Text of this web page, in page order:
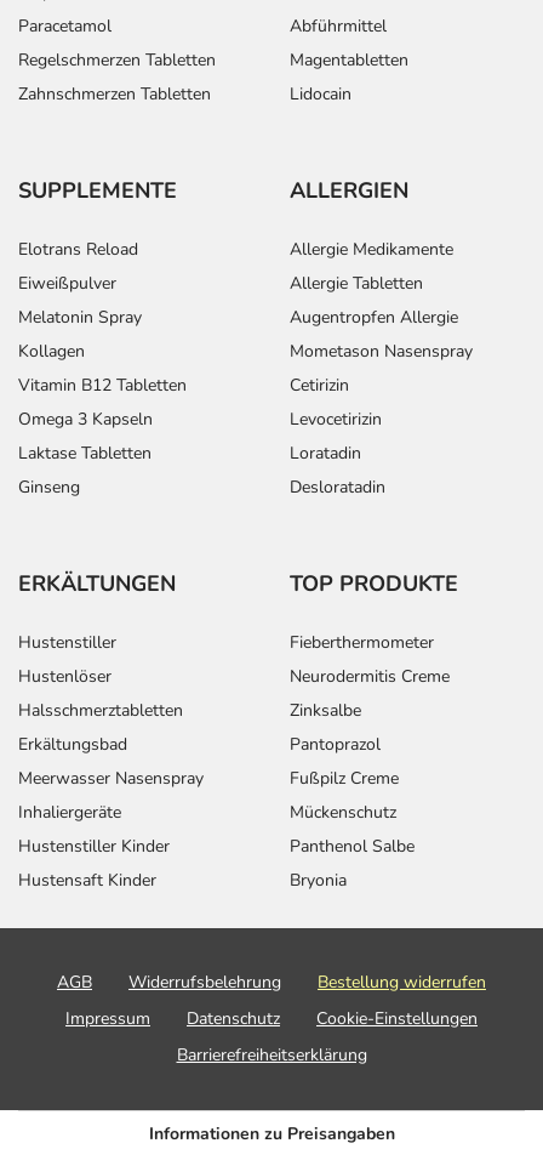
Paracetamol
Regelschmerzen Tabletten
Zahnschmerzen Tabletten
Abführmittel
Magentabletten
Lidocain
SUPPLEMENTE
Elotrans Reload
Eiweißpulver
Melatonin Spray
Kollagen
Vitamin B12 Tabletten
Omega 3 Kapseln
Laktase Tabletten
Ginseng
ALLERGIEN
Allergie Medikamente
Allergie Tabletten
Augentropfen Allergie
Mometason Nasenspray
Cetirizin
Levocetirizin
Loratadin
Desloratadin
ERKÄLTUNGEN
Hustenstiller
Hustenlöser
Halsschmerztabletten
Erkältungsbad
Meerwasser Nasenspray
Inhaliergeräte
Hustenstiller Kinder
Hustensaft Kinder
TOP PRODUKTE
Fieberthermometer
Neurodermitis Creme
Zinksalbe
Pantoprazol
Fußpilz Creme
Mückenschutz
Panthenol Salbe
Bryonia
AGB Widerrufsbelehrung
Bestellung widerrufen
Impressum
Datenschutz
Cookie-Einstellungen
Barrierefreiheitserklärung
Informationen zu Preisangaben